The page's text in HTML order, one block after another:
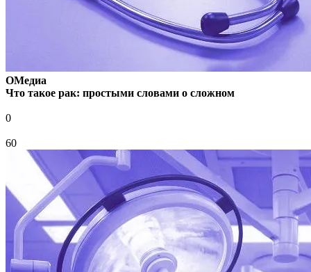
ОМедиа
Что такое рак: простыми словами о сложном
0
60